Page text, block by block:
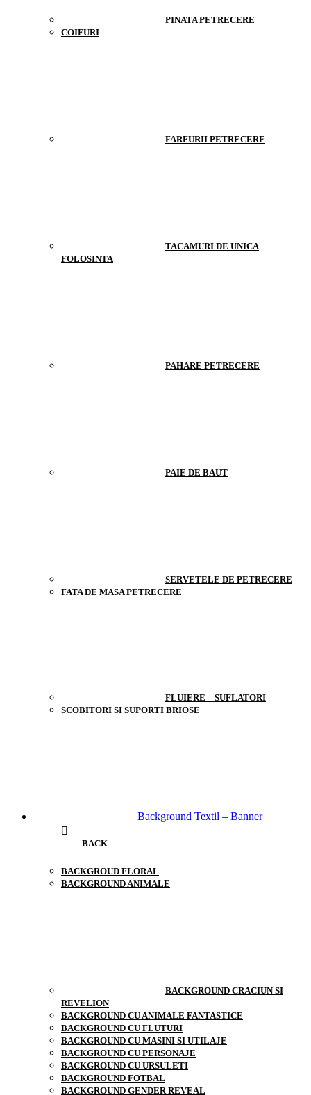
PINATA PETRECERE
COIFURI
FARFURII PETRECERE
TACAMURI DE UNICA
FOLOSINTA
PAHARE PETRECERE
PAIE DE BAUT
SERVETELE DE PETRECERE
FATA DE MASA PETRECERE
FLUIERE – SUFLATORI
SCOBITORI SI SUPORTI BRIOSE
Background Textil – Banner
BACK
BACKGROUD FLORAL
BACKGROUND ANIMALE
BACKGROUND CRACIUN SI
REVELION
BACKGROUND CU ANIMALE FANTASTICE
BACKGROUND CU FLUTURI
BACKGROUND CU MASINI SI UTILAJE
BACKGROUND CU PERSONAJE
BACKGROUND CU URSULETI
BACKGROUND FOTBAL
BACKGROUND GENDER REVEAL